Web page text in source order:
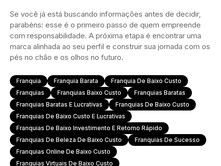
Se você já está buscando informações antes de decidir,
parabéns: esse é o primeiro passo de quem empreende
com responsabilidade. A próxima etapa é encontrar uma
marca alinhada ao seu perfil e construir sua jornada com os
pés no chão e os olhos no futuro.
Franquia Franquia Barata
Franquia De Baixo Custo
Franquias
Franquias Baixo Custo
Franquias Baratas
Franquias Baratas E Lucrativas
Franquias De Baixo Custo
Franquias De Baixo Custo E Lucrativas
Franquias De Baixo Investimento E Retorno Rápido
Franquias De Beleza De Baixo Custo
Franquias De Sucesso
Franquias Online De Baixo Custo
Franquias Virtuais De Baixo Custo